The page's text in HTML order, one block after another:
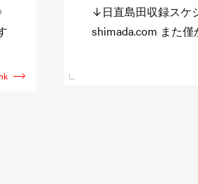
また企画を観たい
す。 その反応で色